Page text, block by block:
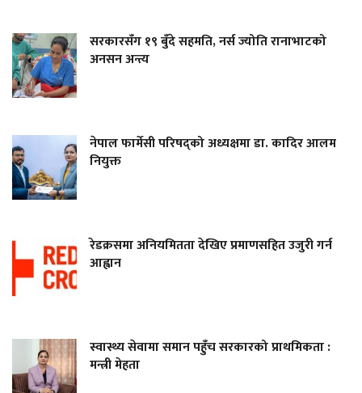
सरकारसँग १९ बुँदे सहमति, नर्स ज्योति रानाभाटको
अनसन अन्त्य
नेपाल फार्मेसी परिषद्को अध्यक्षमा डा. कादिर आलम
नियुक्त
रेडक्रसमा अनियमितता देखिए प्रमाणसहित उजुरी गर्न
आह्वान
स्वास्थ्य सेवामा समान पहुँच सरकारको प्राथमिकता :
मन्त्री मेहता